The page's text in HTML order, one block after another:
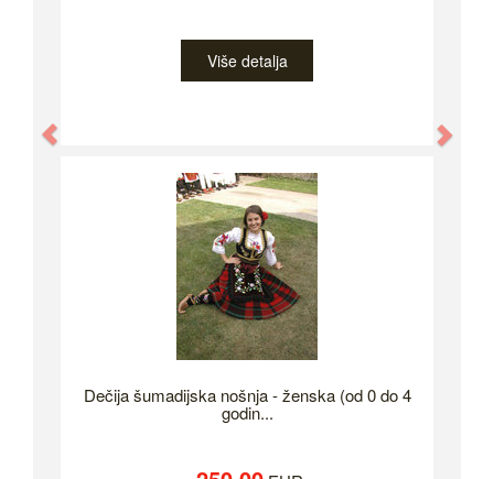
Više detalja
Dečija šumadijska nošnja - ženska (od 0 do 4
godin...